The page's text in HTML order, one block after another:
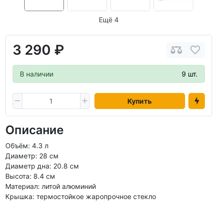
Ещё 4
3 290 ₽
В наличии 9 шт.
Купить
Описание
Объём: 4.3 л
Диаметр: 28 см
Диаметр дна: 20.8 см
Высота: 8.4 см
Материал: литой алюминий
Крышка: термостойкое жаропрочное стекло